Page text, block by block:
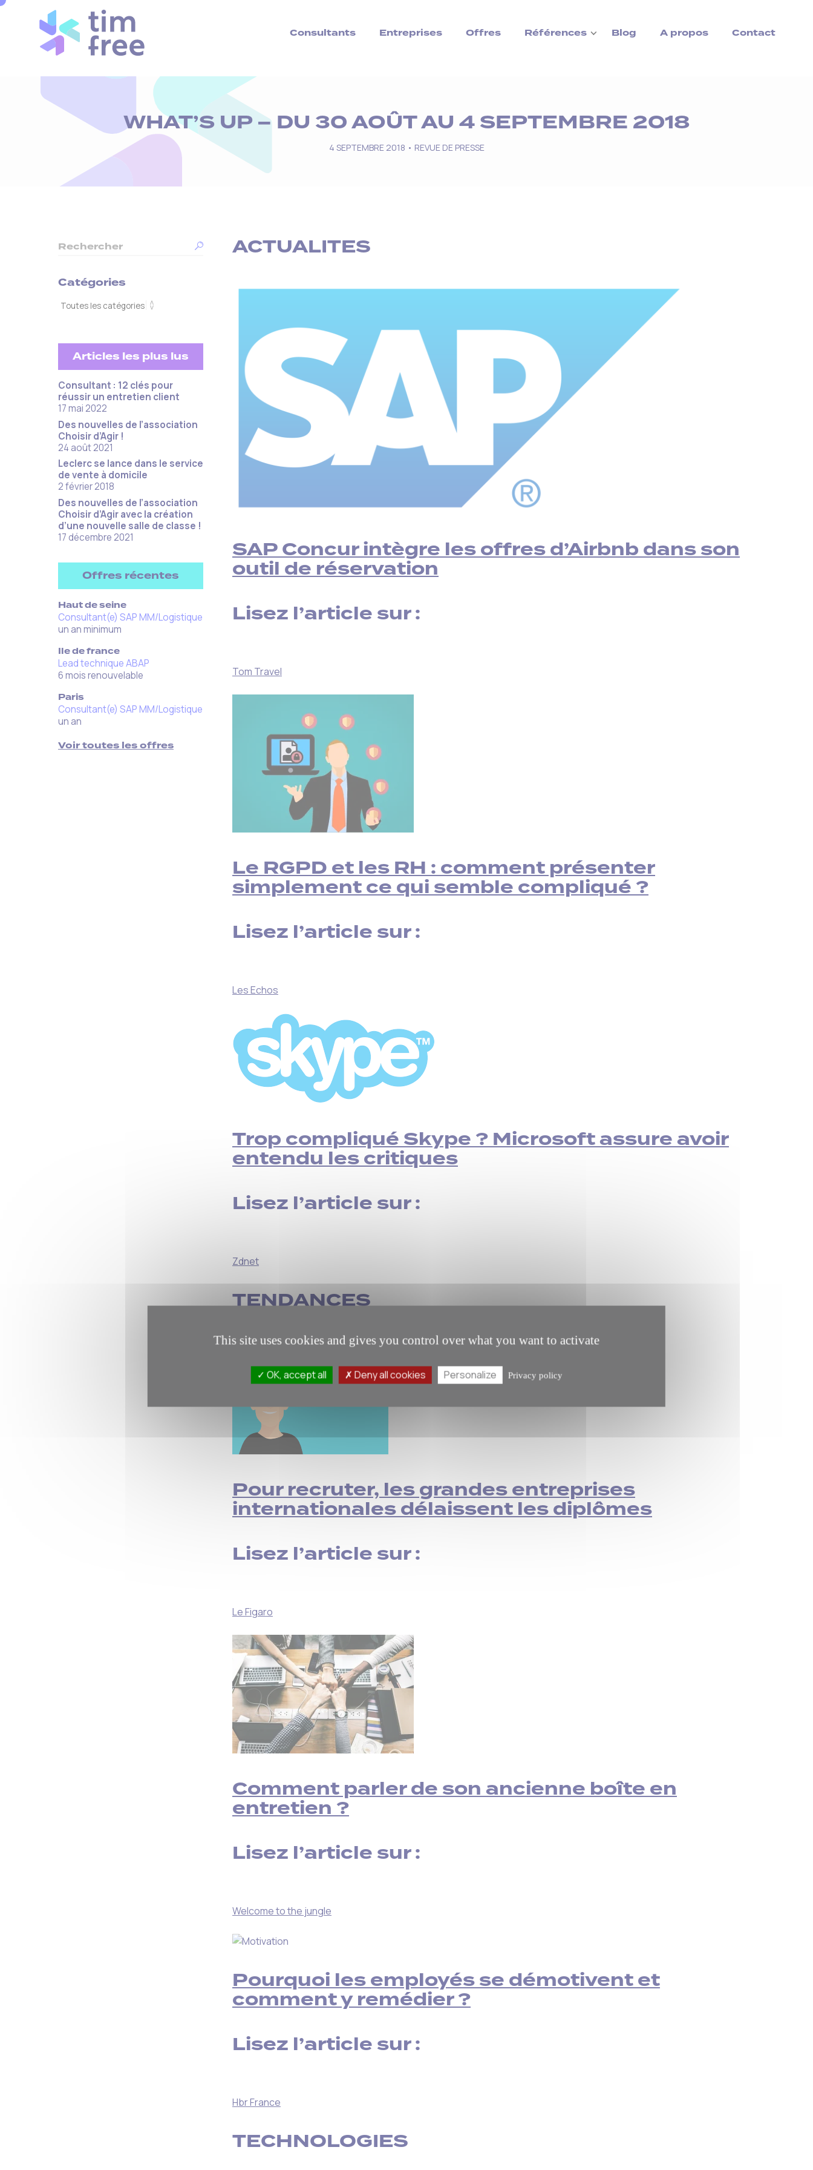
Consultants Entreprises Offres Références Blog A propos Contact
WHAT’S UP – DU 30 AOÛT AU 4 SEPTEMBRE 2018
4 SEPTEMBRE 2018 • REVUE DE PRESSE
Catégories
Articles les plus lus
Consultant : 12 clés pour
réussir un entretien client ​
17 mai 2022
Des nouvelles de l’association
Choisir d’Agir !
24 août 2021
Leclerc se lance dans le service
de vente à domicile
2 février 2018
Des nouvelles de l’association
Choisir d’Agir avec la création
d’une nouvelle salle de classe !
17 décembre 2021
Offres récentes
Haut de seine
Consultant(e) SAP MM/Logistique
un an minimum
Ile de france
Lead technique ABAP
6 mois renouvelable
Paris
Consultant(e) SAP MM/Logistique
un an
Voir toutes les offres
ACTUALITES
SAP Concur intègre les offres d’Airbnb dans son
outil de réservation
Lisez l’article sur :
Tom Travel
Le RGPD et les RH : comment présenter
simplement ce qui semble compliqué ?
Lisez l’article sur :
Les Echos
Trop compliqué Skype ? Microsoft assure avoir
entendu les critiques
Lisez l’article sur :
Zdnet
TENDANCES
Pour recruter, les grandes entreprises
internationales délaissent les diplômes
Lisez l’article sur :
Le Figaro
Comment parler de son ancienne boîte en
entretien ?
Lisez l’article sur :
Welcome to the jungle
Pourquoi les employés se démotivent et
comment y remédier ?
Lisez l’article sur :
Hbr France
TECHNOLOGIES
Cookies management panel
This site uses cookies and gives you control over what you want to activate
OK, accept all Deny all cookies Personalize Privacy policy